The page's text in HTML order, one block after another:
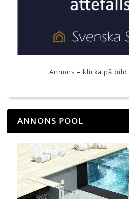
Annons – klicka på
ANNONS POOL